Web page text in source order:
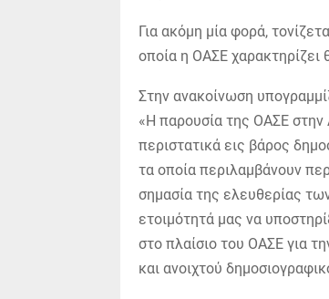
Για ακόμη μία φορά,
οποία η ΟΑΣΕ χαρακτηρίζει
Στην ανακοίνωση
«Η παρουσία της ΟΑΣΕ στην
περιστατικά εις βάρος
τα οποία περιλαμβάνουν
σημασία της ελευθερίας
ετοιμότητά μας να
στο πλαίσιο του ΟΑΣΕ για
και ανοιχτού